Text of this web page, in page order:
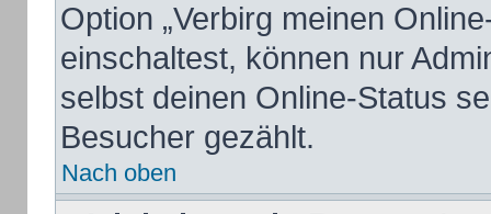
Option „Verbirg meinen
einschaltest, können nur
selbst deinen Online-Status
Besucher gezählt.
Nach oben